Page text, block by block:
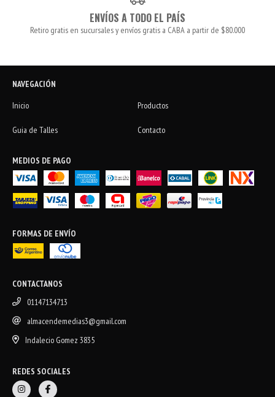
ENVÍOS A TODO EL PAÍS
Retiro gratis en sucursales y envíos gratis a CABA a partir de $80.000
NAVEGACIÓN
Inicio
Productos
Guia de Talles Contacto
MEDIOS DE PAGO
FORMAS DE ENVÍO
CONTACTANOS
01147134713
almacendemedias3@gmail.com
Indalecio Gomez 3835
REDES SOCIALES